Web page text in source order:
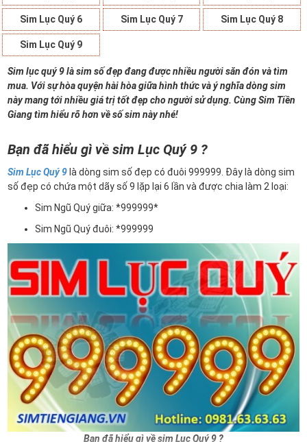
Sim Lục Quý 6 Sim Lục Quý 7 Sim Lục Quý 8
Sim Lục Quý 9
Sim lục quý 9 là sim số đẹp đang được nhiều người săn đón và tìm
mua. Với sự hòa quyện hài hòa giữa hình thức và ý nghĩa dòng sim
này mang tới nhiều giá trị tốt đẹp cho người sử dụng. Cùng Sim Tiền
Giang tìm hiểu rõ hơn về số sim này nhé!
Bạn đã hiểu gì về sim Lục Quý 9 ?
Sim Lục Quý 9 là dòng sim số đẹp có đuôi 999999. Đây là dòng sim
số đẹp có chứa một dãy số 9 lặp lại 6 lần và được chia làm 2 loại:
Sim Ngũ Quý giữa: *999999*
Sim Ngũ Quý đuôi: *999999
Bạn đã hiểu gì về sim Lục Quý 9 ?